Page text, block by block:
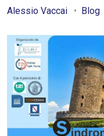
Alessio Vaccai Blog